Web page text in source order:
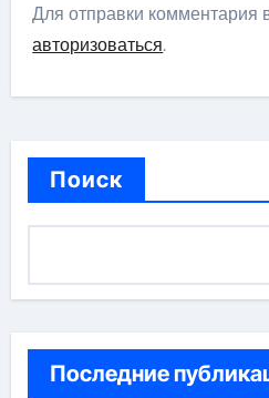
Для отправки комментария
авторизоваться.
Поиск
Последние